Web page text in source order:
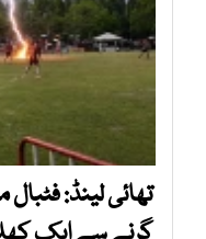
تھائی لینڈ: